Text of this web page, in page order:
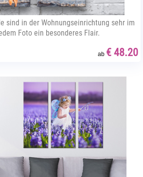
sind in der Wohnungseinrichtung sehr im
Foto ein besonderes Flair.
ab € 48.20